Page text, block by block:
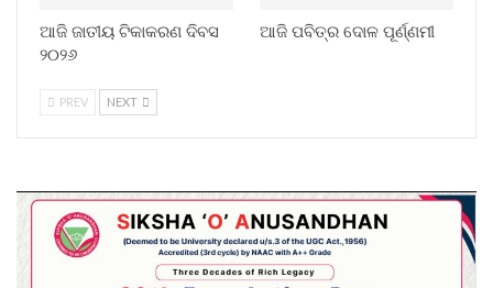
ଆଜି ଜାତୀୟ ଟିକାକରଣ ଦିବସ
୨୦୨୬
ଆଜି ପବିତ୍ର ଦୋଳ ପୂର୍ଣ୍ଣମୀ
PREV NEXT